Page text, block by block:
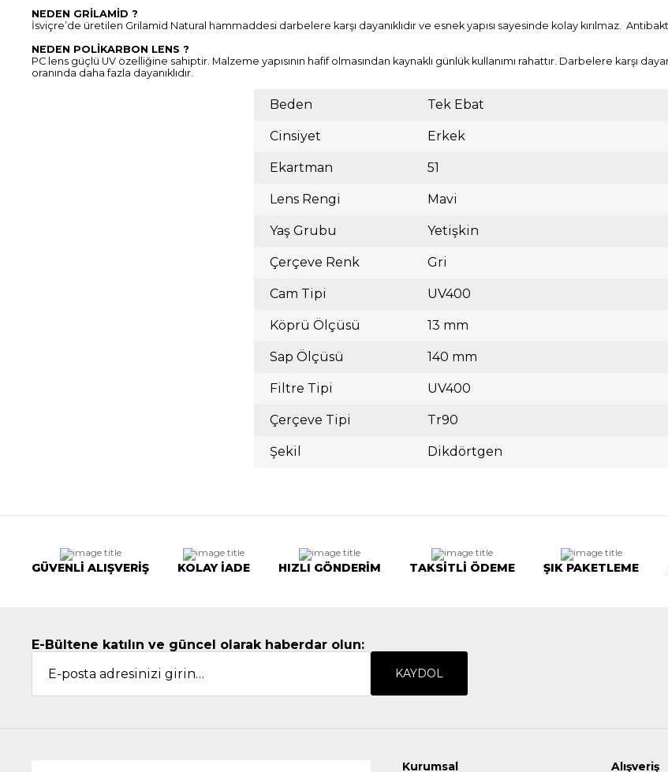
NEDEN GRİLAMİD ?
İsviçre’de üretilen Grilamid Natural hammaddesi darbelere karşı dayanıklıdır ve esnek yapısı sayesinde kolay kırılmaz.
NEDEN POLİKARBON LENS ?
PC lens güçlü UV özelliğine sahiptir. Malzeme yapısının hafif olmasından kaynaklı günlük kullanımı rahattır. Darbelere karşı
oranında daha fazla dayanıklıdır.
Beden Tek Ebat
Cinsiyet Erkek
Ekartman 51
Lens Rengi Mavi
Yaş Grubu Yetişkin
Çerçeve Renk Gri
Cam Tipi UV400
Köprü Ölçüsü 13 mm
Sap Ölçüsü 140 mm
Filtre Tipi UV400
Çerçeve Tipi Tr90
Şekil Dikdörtgen
GÜVENLİ ALIŞVERİŞ KOLAY İADE HIZLI GÖNDERİM TAKSİTLİ ÖDEME ŞIK PAKETLEME
E-Bültene katılın ve güncel olarak haberdar olun:
KAYDOL
Kurumsal Alışveriş